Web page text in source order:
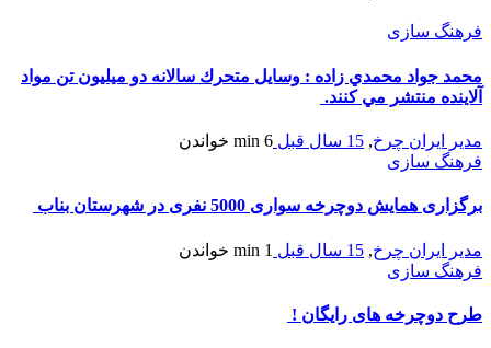
فرهنگ سازی
محمد جواد محمدي زاده : وسايل متحرك سالانه دو ميليون تن مواد
آلاينده منتشر مي كنند.
مدیر ایران چرخ, 15 سال قبل 6 min
خواندن
فرهنگ سازی
برگزاری همایش دوچرخه سواری 5000 نفری در شهرستان بناب
مدیر ایران چرخ, 15 سال قبل 1 min
خواندن
فرهنگ سازی
طرح دوچرخه های رایگان !